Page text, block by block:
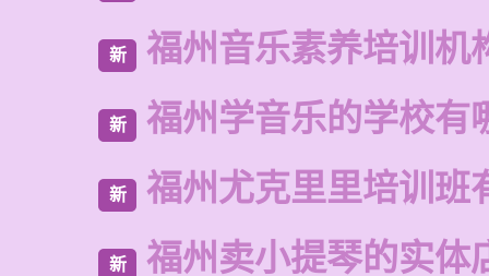
新 福州音乐素养培训机
新 福州学音乐的学校有
新 福州尤克里里培训班
新 福州卖小提琴的实体